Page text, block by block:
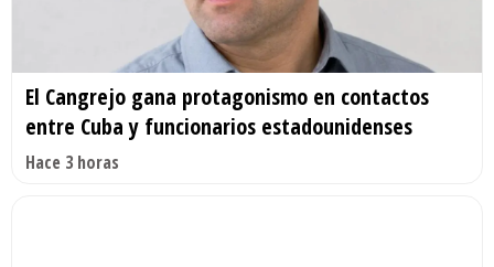
El Cangrejo gana protagonismo en contactos
entre Cuba y funcionarios estadounidenses
Hace 3 horas